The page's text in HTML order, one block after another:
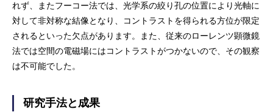
れず、またフーコー法では、光学系の絞り孔の位置により光軸に
対して非対称な結像となり、コントラストを得られる方位が限定
されるといった欠点があります。また、従来のローレンツ顕微鏡
法では空間の電磁場にはコントラストがつかないので、その観察
は不可能でした。
研究手法と成果